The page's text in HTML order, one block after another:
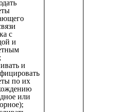
с
и
и
по их
или